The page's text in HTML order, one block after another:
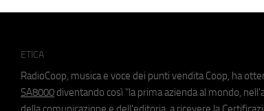
ETICA
RadioCoop, musica e voce dei punti vendita Coop, ha
SA8000 diventando così "la prima azienda al mondo,